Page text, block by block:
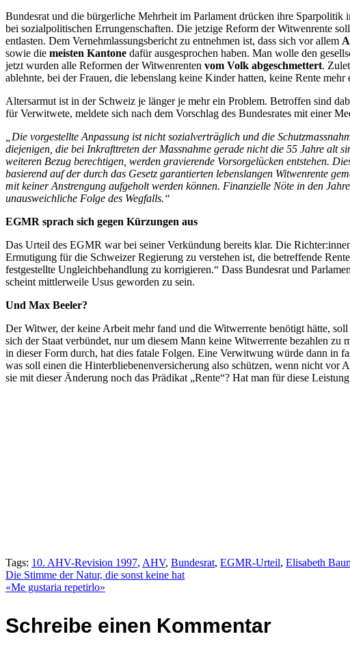
Bundesrat und die bürgerliche Mehrheit im Parlament drücken ihre
bei sozialpolitischen Errungenschaften. Die jetzige Reform der Witwenrente
entlasten. Dem Vernehmlassungsbericht zu entnehmen ist, dass sich vor allem
sowie die meisten Kantone dafür ausgesprochen haben. Man wolle den
jetzt wurden alle Reformen der Witwenrenten vom Volk abgeschmettert.
ablehnte, bei der Frauen, die lebenslang keine Kinder hatten, keine Rente mehr
Altersarmut ist in der Schweiz je länger je mehr ein Problem. Betroffen sind
für Verwitwete, meldete sich nach dem Vorschlag des Bundesrates mit einer
„Die vorgestellte Anpassung ist nicht sozialverträglich und die
diejenigen, die bei Inkrafttreten der Massnahme gerade nicht die 55 Jahre alt
weiteren Bezug berechtigen, werden gravierende Vorsorgelücken entstehen.
basierend auf der durch das Gesetz garantierten lebenslangen Witwenrente
mit keiner Anstrengung aufgeholt werden können. Finanzielle Nöte in den
unausweichliche Folge des Wegfalls.“
EGMR sprach sich gegen Kürzungen aus
Das Urteil des EGMR war bei seiner Verkündung bereits klar. Die
Ermutigung für die Schweizer Regierung zu verstehen ist, die betreffende
festgestellte Ungleichbehandlung zu korrigieren.“ Dass Bundesrat und
scheint mittlerweile Usus geworden zu sein.
Und Max Beeler?
Der Witwer, der keine Arbeit mehr fand und die Witwerrente benötigt hätte,
sich der Staat verbündet, nur um diesem Mann keine Witwerrente bezahlen zu
in dieser Form durch, hat dies fatale Folgen. Eine Verwitwung würde dann in
was soll einen die Hinterbliebenenversicherung also schützen, wenn nicht vor
sie mit dieser Änderung noch das Prädikat „Rente“? Hat man für diese
Tags: 10. AHV-Revision 1997, AHV, Bundesrat, EGMR-Urteil, Elisabeth
Beitragsnavigation
Die Stimme der Natur, die sonst keine hat
«Me gustaria repetirlo»
Schreibe einen Kommentar